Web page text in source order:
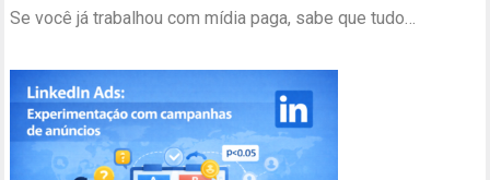
Se você já trabalhou com mídia paga, sabe que tudo…